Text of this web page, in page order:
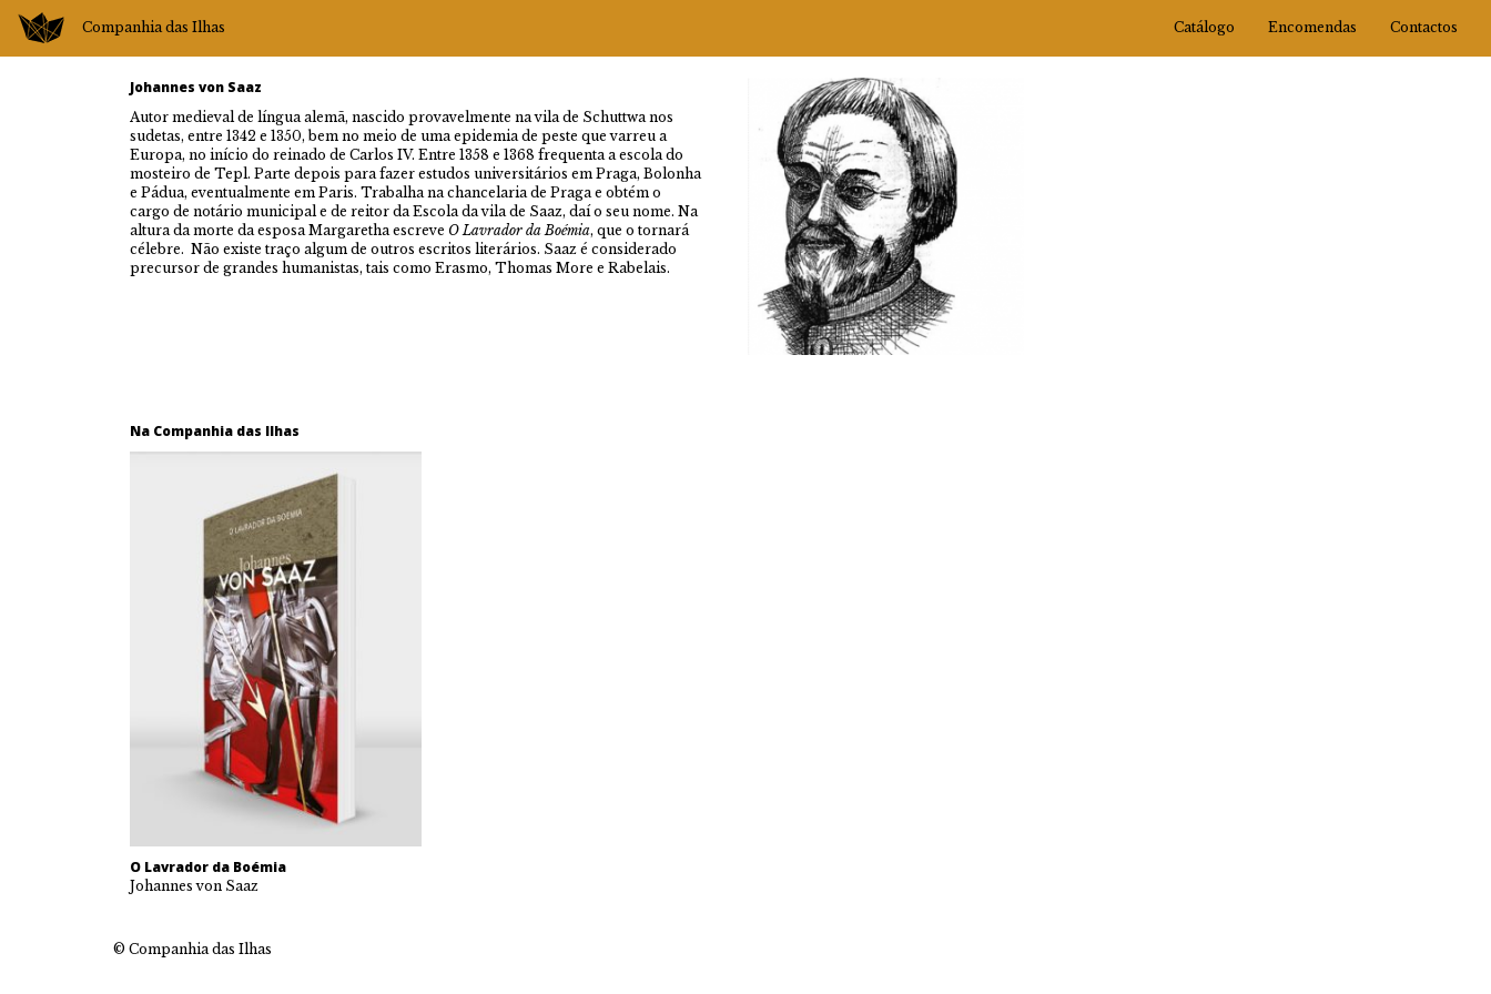
Companhia das Ilhas Catálogo Encomendas Contactos
Johannes von Saaz
Autor medieval de língua alemã, nascido provavelmente na vila de Schuttwa nos
sudetas, entre 1342 e 1350, bem no meio de uma epidemia de peste que varreu a
Europa, no início do reinado de Carlos IV. Entre 1358 e 1368 frequenta a escola do
mosteiro de Tepl. Parte depois para fazer estudos universitários em Praga, Bolonha
e Pádua, eventualmente em Paris. Trabalha na chancelaria de Praga e obtém o
cargo de notário municipal e de reitor da Escola da vila de Saaz, daí o seu nome. Na
altura da morte da esposa Margaretha escreve O Lavrador da Boémia, que o tornará
célebre. Não existe traço algum de outros escritos literários. Saaz é considerado
precursor de grandes humanistas, tais como Erasmo, Thomas More e Rabelais.
Na Companhia das Ilhas
O Lavrador da Boémia
Johannes von Saaz
© Companhia das Ilhas